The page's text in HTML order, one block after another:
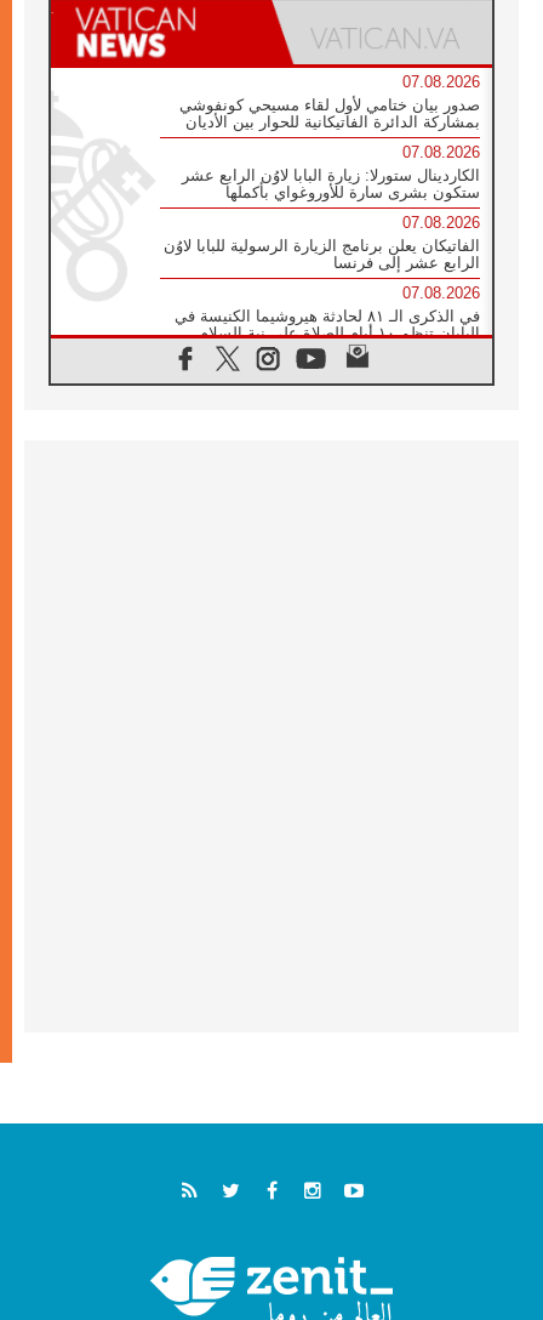
07.08.2026
صدور بيان ختامي لأول لقاء مسيحي كونفوشي
بمشاركة الدائرة الفاتيكانية للحوار بين الأديان
07.08.2026
الكاردينال ستورلا: زيارة البابا لاوُن الرابع عشر
ستكون بشرى سارة للأوروغواي بأكملها
07.08.2026
الفاتيكان يعلن برنامج الزيارة الرسولية للبابا لاوُن
الرابع عشر إلى فرنسا
07.08.2026
في الذكرى الـ ٨١ لحادثة هيروشيما الكنيسة في
اليابان تنظم ١٠ أيام للصلاة على نية السلام
الكنيسة في الأوروغواي: زيارة البابا ستعزز